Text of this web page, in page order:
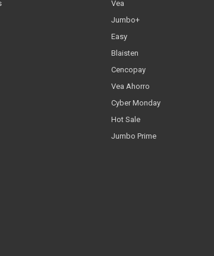
Vea
Jumbo+
Easy
Blaisten
Cencopay
Vea Ahorro
Cyber Monday
Hot Sale
Jumbo Prime